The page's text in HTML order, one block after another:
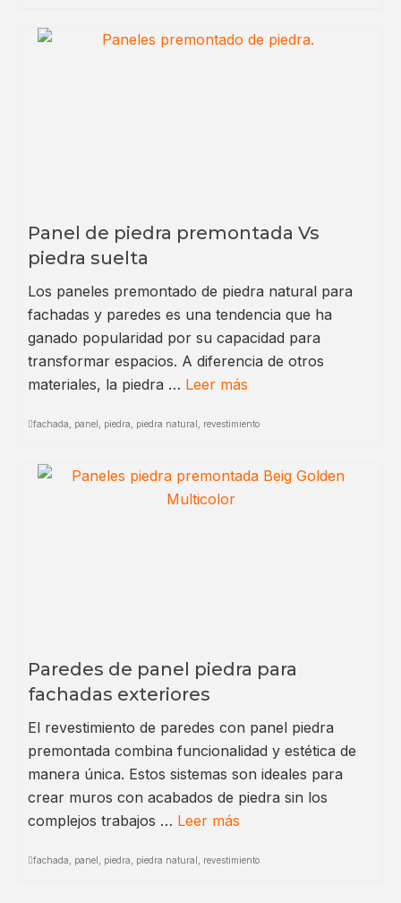
Panel de piedra premontada Vs
piedra suelta
Los paneles premontado de piedra natural para
fachadas y paredes es una tendencia que ha
ganado popularidad por su capacidad para
transformar espacios. A diferencia de otros
materiales, la piedra … Leer más
fachada panel piedra piedra natural revestimiento
Paredes de panel piedra para
fachadas exteriores
El revestimiento de paredes con panel piedra
premontada combina funcionalidad y estética de
manera única. Estos sistemas son ideales para
crear muros con acabados de piedra sin los
complejos trabajos … Leer más
fachada panel piedra piedra natural revestimiento